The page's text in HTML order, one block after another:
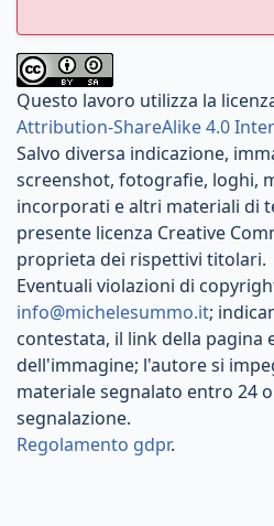
Questo lavoro utilizza la
Attribution-ShareAlike 4.0
Salvo diversa indicazione,
screenshot, fotografie, loghi,
incorporati e altri materiali di
presente licenza Creative
proprieta dei rispettivi titolari.
Eventuali violazioni di
info@michelesummo.it;
contestata, il link della pagina
dell'immagine; l'autore si
materiale segnalato entro 24
segnalazione.
Regolamento gdpr.